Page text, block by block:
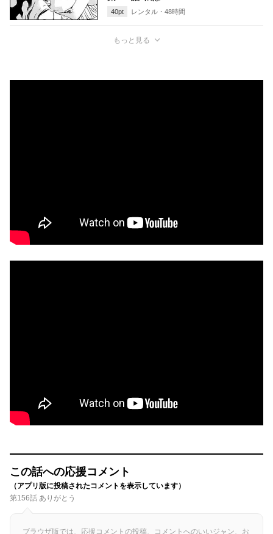
40pt レンタル・ 48時間
もっと見る
この話への応援コメント
（アプリ版に投稿されたコメントを表示しています）
第156話 ありがとう
ブラウザ版では、応援コメントの投稿、コメントへのいいジャン、お